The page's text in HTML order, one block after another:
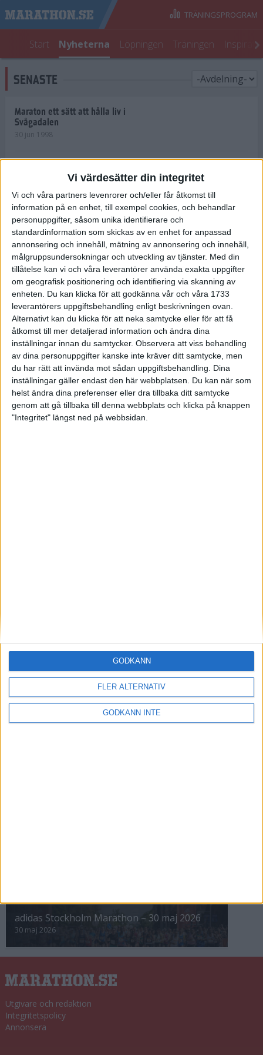
Vi värdesätter din integritet
Vi och våra partners levenrorer och/eller får åtkomst till
information på en enhet, till exempel cookies, och behandlar
personuppgifter, såsom unika identifierare och
standardinformation som skickas av en enhet for anpassad
annonsering och innehåll, mätning av annonsering och innehåll,
målgruppsundersokningar och utveckling av tjänster. Med din
tillåtelse kan vi och våra leverantörer använda exakta uppgifter
om geografisk positionering och identifiering via skanning av
enheten. Du kan klicka för att godkänna vår och våra 1733
leverantörers uppgiftsbehandling enligt beskrivningen ovan.
Alternativt kan du klicka för att neka samtycke eller för att få
åtkomst till mer detaljerad information och ändra dina
inställningar innan du samtycker. Observera att viss behandling
av dina personuppgifter kanske inte kräver ditt samtycke, men
du har rätt att invända mot sådan uppgiftsbehandling. Dina
inställningar gäller endast den här webbplatsen. Du kan när som
helst ändra dina preferenser eller dra tillbaka ditt samtycke
genom att gå tillbaka till denna webbplats och klicka på knappen
"Integritet" längst ned på webbsidan.
FLER ALTERNATIV
GODKÄNN INTE
GODKÄNN
Start Nyheterna Löpningen Träningen
TRÄNINGSPROGRAM
SENASTE
Maraton ett sätt att hålla liv i
Svågadalen
30 jun 1998
Norrlänningar firade semester i
Strängnäs
28 jun 1998
Maratonlöparna bäst i Trosa
I år fick Andervang kransen
27 jun 1998
Intresset ökar för Lidingöloppet
26 jun 1998
Värmemara
väntarvärldsmästaraspiranter
24 jun 1998
ASIEN
Berlin Marathon - ett lopp genom
8 okt 1995• Arkiv• Reseberättelser från
adidas Stockholm Marathon – 30 maj 2026
30 maj 2026
Utgivare och redaktion
Integritetspolicy
Annonsera